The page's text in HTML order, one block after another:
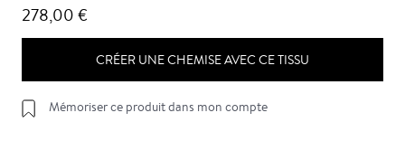
278,00 €
CRÉER UNE CHEMISE AVEC CE TISSU
Mémoriser ce produit dans mon compte